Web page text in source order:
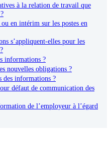
à la relation de travail que
en intérim sur les postes en
s’appliquent-elles pour les
informations ?
nouvelles obligations ?
des informations ?
défaut de communication des
de l’employeur à l’égard